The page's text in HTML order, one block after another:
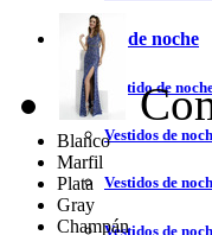
Vestidos de noche
Vestido de
Vestidos de
Vestidos de
Vestidos de
Blanco
Marfil
Plata
Gray
Champán